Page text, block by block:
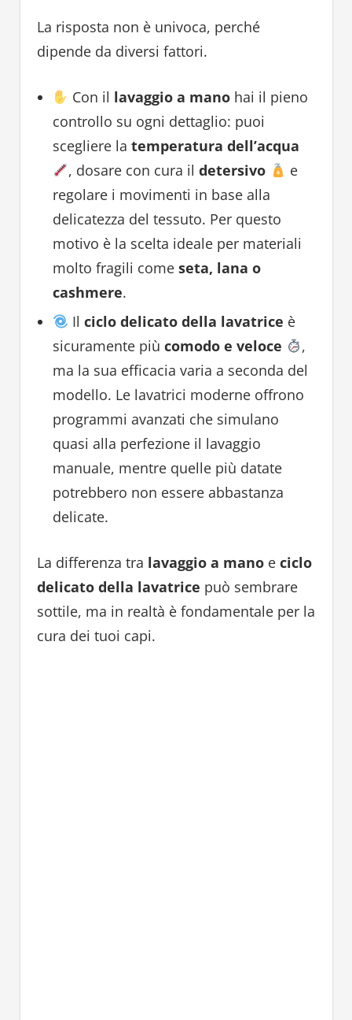
La risposta non è univoca, perché
dipende da diversi fattori.
Con il lavaggio a mano hai il pieno
controllo su ogni dettaglio: puoi
scegliere la temperatura dell’acqua
, dosare con cura ildetersivo
e
regolare i movimenti in base alla
delicatezza del tessuto. Per questo
motivo è la scelta ideale per materiali
molto fragili come seta, lana o
cashmere.
Ilciclo delicato della lavatrice è
sicuramente più comodo e veloce
,
ma la sua efficacia varia a seconda del
modello. Le lavatrici moderne offrono
programmi avanzati che simulano
quasi alla perfezione il lavaggio
manuale, mentre quelle più datate
potrebbero non essere abbastanza
delicate.
La differenza tra lavaggio a manoe ciclo
delicato della lavatrice può sembrare
sottile, ma in realtà è fondamentale per la
cura dei tuoi capi.